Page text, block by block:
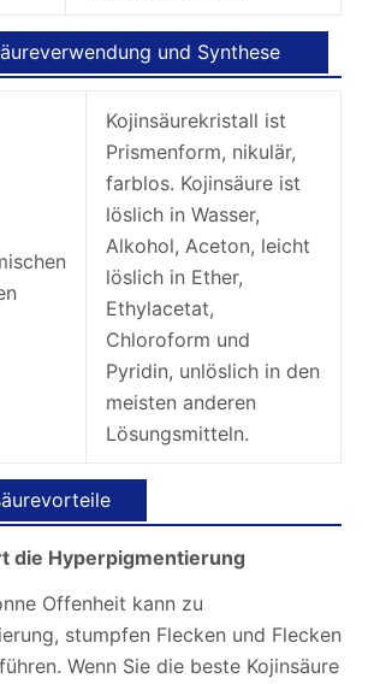
und Synthese
Kojinsäurekristall ist
Prismenform, nikulär,
farblos. Kojinsäure ist
löslich in Wasser,
Alkohol, Aceton, leicht
löslich in Ether,
Ethylacetat,
Chloroform und
Pyridin, unlöslich in den
meisten anderen
Lösungsmitteln.
die Hyperpigmentierung
Offenheit kann zu
stumpfen Flecken und Flecken
Wenn Sie die beste Kojinsäure